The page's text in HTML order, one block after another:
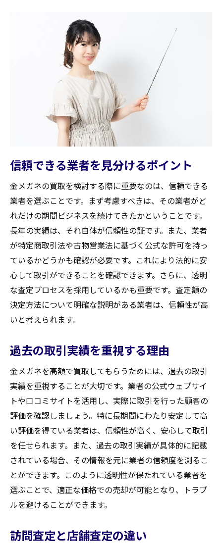
信頼できる業者を見分けるポイント
金メガネの買取を検討する際に重要なのは、信頼できる
業者を選ぶことです。まず考慮すべきは、その業者がど
れだけの期間ビジネスを続けてきたかということです。
長年の実績は、それ自体が信頼性の証です。また、業者
が特定商取引法や古物営業法に基づく公式な許可を持っ
ているかどうかも確認が必要です。これにより法的に安
心して取引ができることを確認できます。さらに、透明
な査定プロセスを採用しているかも重要です。査定額の
決定方法について明確な説明がある業者は、信頼性が高
いと考えられます。
過去の取引実績を重視する理由
金メガネを高額で買取してもらうためには、過去の取引
実績を重視することが大切です。業者の公式ウェブサイ
トや口コミサイトを活用し、実際に取引を行った顧客の
評価を確認しましょう。特に長期間にわたり安定して高
い評価を得ている業者は、信頼性が高く、安心して取引
を任せられます。また、過去の取引実績が具体的に記載
されている場合、その情報を元に業者の信頼度を測るこ
とができます。このように透明性が保たれている業者を
選ぶことで、適正な価格での売却が可能となり、トラブ
ルを避けることができます。
訪問査定と店舗査定の違い